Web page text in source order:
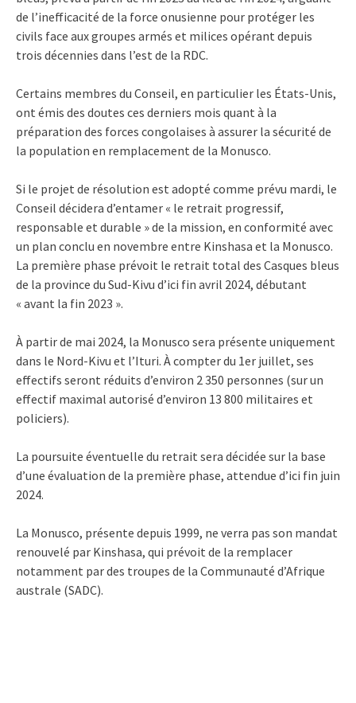
de l’inefficacité de la force onusienne pour protéger les
civils face aux groupes armés et milices opérant depuis
trois décennies dans l’est de la RDC.
Certains membres du Conseil, en particulier les États-Unis,
ont émis des doutes ces derniers mois quant à la
préparation des forces congolaises à assurer la sécurité de
la population en remplacement de la Monusco.
Si le projet de résolution est adopté comme prévu mardi, le
Conseil décidera d’entamer « le retrait progressif,
responsable et durable » de la mission, en conformité avec
un plan conclu en novembre entre Kinshasa et la Monusco.
La première phase prévoit le retrait total des Casques bleus
de la province du Sud-Kivu d’ici fin avril 2024, débutant
« avant la fin 2023 ».
À partir de mai 2024, la Monusco sera présente uniquement
dans le Nord-Kivu et l’Ituri. À compter du 1er juillet, ses
effectifs seront réduits d’environ 2 350 personnes (sur un
effectif maximal autorisé d’environ 13 800 militaires et
policiers).
La poursuite éventuelle du retrait sera décidée sur la base
d’une évaluation de la première phase, attendue d’ici fin juin
2024.
La Monusco, présente depuis 1999, ne verra pas son mandat
renouvelé par Kinshasa, qui prévoit de la remplacer
notamment par des troupes de la Communauté d’Afrique
australe (SADC).